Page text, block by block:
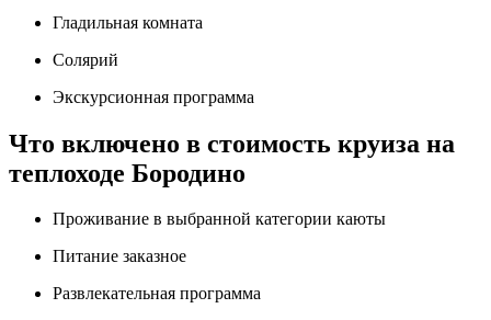
Гладильная комната
Солярий
Экскурсионная программа
Что включено в стоимость круиза на
теплоходе Бородино
Проживание в выбранной категории каюты
Питание заказное
Развлекательная программа